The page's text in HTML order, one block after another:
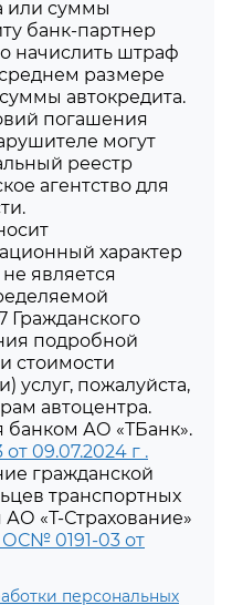
или суммы
банк-партнер
начислить штраф
размере
автокредита.
погашения
могут
реестр
агентство для
характер
является
Гражданского
подробной
стоимости
услуг, пожалуйста,
автоцентра.
банком АО «ТБанк».
09.07.2024 г .
гражданской
транспортных
АО «Т-Страхование»
0191-03 от
персональных